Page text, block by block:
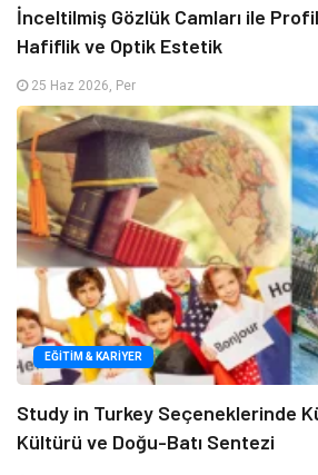
İnceltilmiş Gözlük Camları ile
Hafiflik ve Optik Estetik
25 Haz 2026, Per
EĞITIM & KARIYER
Study in Turkey Seçeneklerinde
Kültürü ve Doğu-Batı Sentezi